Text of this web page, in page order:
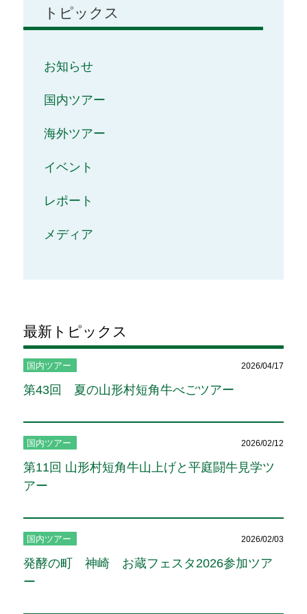
トピックス
お知らせ
国内ツアー
海外ツアー
イベント
レポート
メディア
最新トピックス
国内ツアー 2026/04/17
第43回 夏の山形村短角牛べごツアー
国内ツアー 2026/02/12
第11回 山形村短角牛山上げと平庭闘牛見学ツ
アー
国内ツアー 2026/02/03
発酵の町 神崎 お蔵フェスタ2026参加ツア
ー